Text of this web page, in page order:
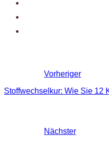
Vorheriger
Stoffwechselkur: Wie Sie 12
Nächster